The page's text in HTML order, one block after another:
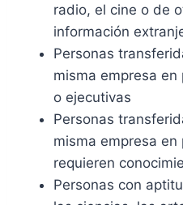
radio, el cine o de
información
Personas
misma empresa en
o ejecutivas
Personas
misma empresa en
requieren
Personas con